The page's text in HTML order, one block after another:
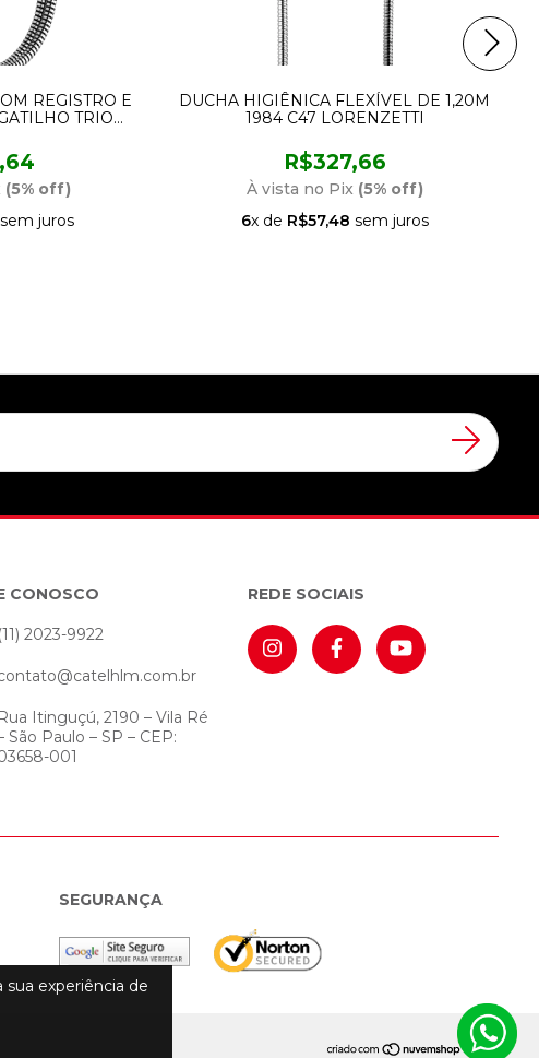
sua experiência de
REGISTRO E
TRIO
(5% off)
juros
DUCHA HIGIÊNICA FLEXÍVEL DE 1,20M
1984 C47 LORENZETTI
R$327,66
À vista no Pix (5% off)
6x de R$57,48 sem juros
CONOSCO
(11) 2023-9922
Rua Itinguçú, 2190 – Vila Ré
São Paulo – SP – CEP:
001
REDE SOCIAIS
SEGURANÇA